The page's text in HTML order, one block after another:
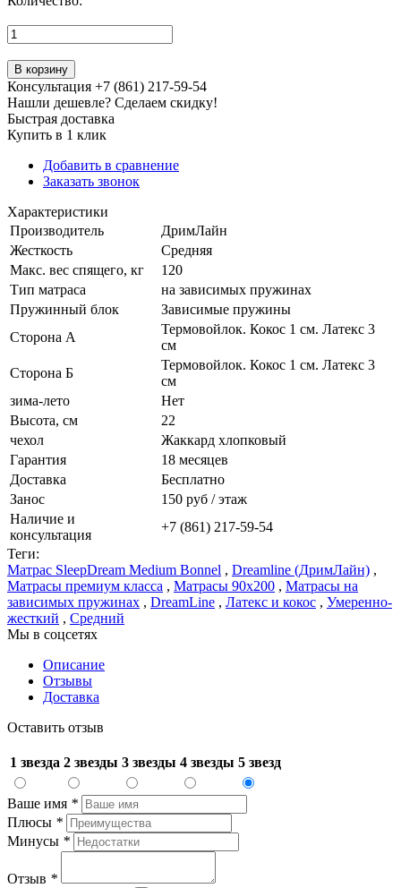
В корзину
Консультация +7 (861) 217-59-54
Нашли дешевле? Сделаем скидку!
Быстрая доставка
Купить в 1 клик
Добавить в сравнение
Заказать звонок
Характеристики
Производитель
ДримЛайн
Жесткость
Средняя
Макс. вес спящего, кг
120
Тип матраса
на зависимых пружинах
Пружинный блок
Зависимые пружины
Сторона А
Термовойлок. Кокос 1 см. Латекс 3
см
Сторона Б
Термовойлок. Кокос 1 см. Латекс 3
см
зима-лето
Нет
Высота, см
22
чехол
Жаккард хлопковый
Гарантия
18 месяцев
Доставка
Бесплатно
Занос
150 руб / этаж
Наличие и
консультация
+7 (861) 217-59-54
Теги:
Матрас SleepDream Medium Bonnel , Dreamline (ДримЛайн) ,
Матрасы премиум класса , Матрасы 90x200 , Матрасы на
зависимых пружинах , DreamLine , Латекс и кокос , Умеренно-
жесткий , Средний
Мы в соцсетях
Описание
Отзывы
Доставка
Оставить отзыв
1 звезда 2 звезды 3 звезды 4 звезды 5 звезд
Ваше имя *
Плюсы *
Минусы *
Отзыв *